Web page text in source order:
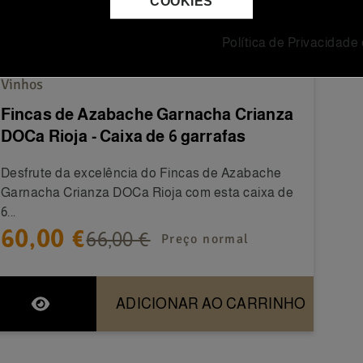
Vinhos
Fincas de Azabache Garnacha Crianza
DOCa Rioja - Caixa de 6 garrafas
Desfrute da excelência do Fincas de Azabache
Garnacha Crianza DOCa Rioja com esta caixa de
6...
60,00 €66,00 € Preço normal
ADICIONAR AO CARRINHO
Política de Privacidade